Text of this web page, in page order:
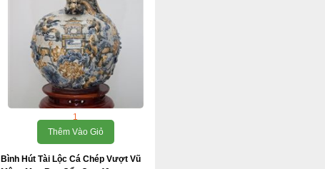
1
Thêm Vào Giỏ
Bình Hút Tài Lộc Cá Chép Vượt Vũ